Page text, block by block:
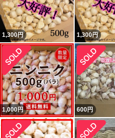
1,300円 1,300円
1,000円 600円